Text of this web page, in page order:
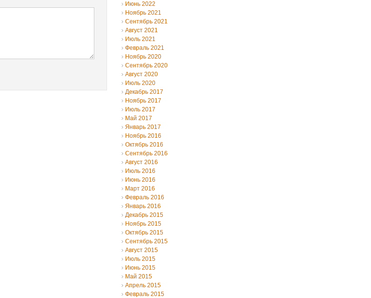
Июнь 2022
Ноябрь 2021
Сентябрь 2021
Август 2021
Июль 2021
Февраль 2021
Ноябрь 2020
Сентябрь 2020
Август 2020
Июль 2020
Декабрь 2017
Ноябрь 2017
Июль 2017
Май 2017
Январь 2017
Ноябрь 2016
Октябрь 2016
Сентябрь 2016
Август 2016
Июль 2016
Июнь 2016
Март 2016
Февраль 2016
Январь 2016
Декабрь 2015
Ноябрь 2015
Октябрь 2015
Сентябрь 2015
Август 2015
Июль 2015
Июнь 2015
Май 2015
Апрель 2015
Февраль 2015